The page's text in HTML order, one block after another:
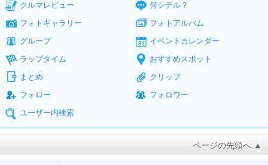
クルマレビュー
何シテル？
フォトギャラリー
フォトアルバム
グループ
イベントカレンダー
ラップタイム
おすすめスポット
まとめ
クリップ
フォロー
フォロワー
ユーザー内検索
ページの先頭へ ▲